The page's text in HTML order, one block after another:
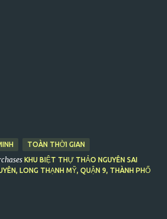
TOÀN THỜI GIAN
KHU BIỆT THỰ THẢO NGUYÊN SAI
LONG THẠNH MỸ, QUẬN 9, THÀNH PHỐ